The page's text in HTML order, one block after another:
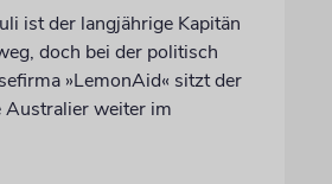
ist der langjährige Kapitän
doch bei der politisch
»LemonAid« sitzt der
Australier weiter im